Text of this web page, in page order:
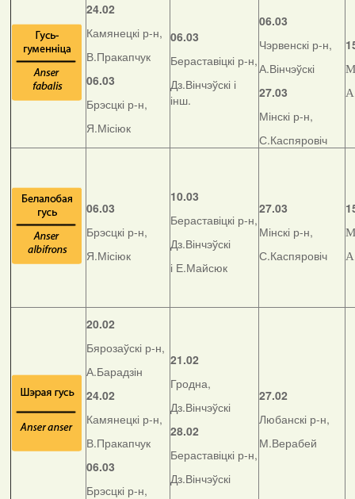
24.02
Камянецкі р-н,
В.Пракапчук
06.03
Брэсцкі р-н,
Я.Місіюк
06.03
Бераставіцкі р-н,
Дз.Вінчэўскі і
інш.
06.03
Чэрвенскі р-н,
А.Вінчэўскі
27.03
Мінскі р-н,
С.Каспяровіч
06.03
Брэсцкі р-н,
Я.Місіюк
10.03
Бераставіцкі р-н,
Дз.Вінчэўскі
і Е.Майсюк
27.03
Мінскі р-н,
С.Каспяровіч
20.02
Бярозаўскі р-н,
А.Барадзін
24.02
Камянецкі р-н,
В.Пракапчук
06.03
Брэсцкі р-н,
21.02
Гродна,
Дз.Вінчэўскі
28.02
Бераставіцкі р-н,
Дз.Вінчэўскі
27.02
Любанскі р-н,
М.Верабей